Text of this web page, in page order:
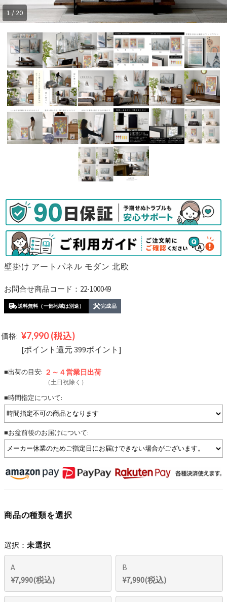
1 / 20
壁掛け アートパネル モダン 北欧
お問合せ商品コード：22-100049
送料無料（一部地域は別途） 完成品
価格: ¥7,990 (税込)
[ポイント還元 399ポイント]
■出荷の目安: ２～４営業日出荷
（土日祝除く）
■時間指定について:
■お盆前後のお届けについて:
商品の種類を選択
選択： 未選択
A
¥7,990(税込)
B
¥7,990(税込)